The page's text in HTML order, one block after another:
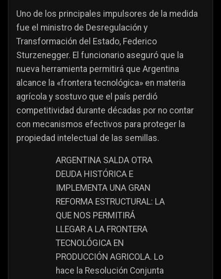
Uno de los principales impulsores de la medida
fue el ministro de Desregulación y
Transformación del Estado, Federico
Sturzenegger. El funcionario aseguró que la
nueva herramienta permitirá que Argentina
alcance la «frontera tecnológica» en materia
agrícola y sostuvo que el país perdió
competitividad durante décadas por no contar
con mecanismos efectivos para proteger la
propiedad intelectual de las semillas.
ARGENTINA SALDA OTRA
DEUDA HISTÓRICA E
IMPLEMENTA UNA GRAN
REFORMA ESTRUCTURAL: LA
QUE NOS PERMITIRÁ
LLEGAR A LA FRONTERA
TECNOLÓGICA EN
PRODUCCIÓN AGRICOLA. Lo
hace la Resolución Conjunta